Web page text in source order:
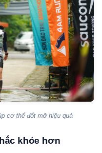
cơ thể đốt mỡ hiệu quả
khỏe hơn